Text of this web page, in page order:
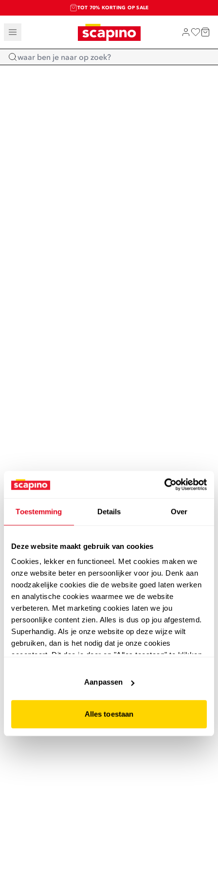
Toestemming Details Over
Deze website maakt gebruik van cookies
Cookies, lekker en functioneel. Met cookies maken we
onze website beter en persoonlijker voor jou. Denk aan
noodzakelijke cookies die de website goed laten werken
en analytische cookies waarmee we de website
verbeteren. Met marketing cookies laten we jou
persoonlijke content zien. Alles is dus op jou afgestemd.
Superhandig. Als je onze website op deze wijze wilt
gebruiken, dan is het nodig dat je onze cookies
accepteert. Dit doe je door op "Alles toestaan" te klikken.
website niet optimaal functioneert.
Aanpassen
Alles toestaan
TOT 70% KORTING OP SALE
SALE: LAATSTE KANS!
SHOP NIEUW
Home